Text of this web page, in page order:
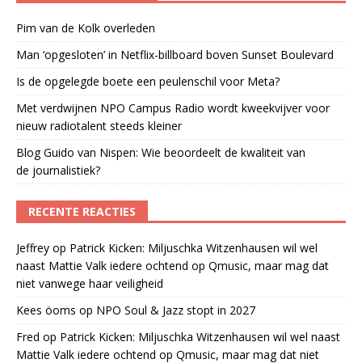
Pim van de Kolk overleden
Man ‘opgesloten’ in Netflix-billboard boven Sunset Boulevard
Is de opgelegde boete een peulenschil voor Meta?
Met verdwijnen NPO Campus Radio wordt kweekvijver voor
nieuw radiotalent steeds kleiner
Blog Guido van Nispen: Wie beoordeelt de kwaliteit van
de journalistiek?
RECENTE REACTIES
Jeffrey op Patrick Kicken: Miljuschka Witzenhausen wil wel
naast Mattie Valk iedere ochtend op Qmusic, maar mag dat
niet vanwege haar veiligheid
Kees öoms op NPO Soul & Jazz stopt in 2027
Fred op Patrick Kicken: Miljuschka Witzenhausen wil wel naast
Mattie Valk iedere ochtend op Qmusic, maar mag dat niet